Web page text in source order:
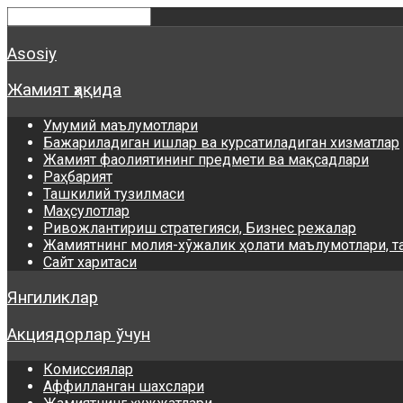
Asosiy
Жамият ҳақида
Умумий маълумотлари
Бажариладиган ишлар ва курсатиладиган хизматлар
Жамият фаолиятининг предмети ва мақсадлари
Раҳбарият
Ташкилий тузилмаси
Маҳсулотлар
Ривожлантириш стратегияси, Бизнес режалар
Жамиятнинг молия-хўжалик ҳолати маълумотлари,
Сайт харитаси
Янгиликлар
Акциядорлар ўчун
Комиссиялар
Аффилланган шахслари